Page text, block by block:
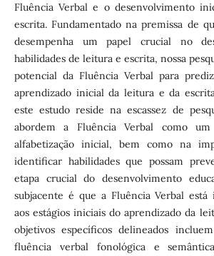
Fluência Verbal e o desenvolvimento
escrita. Fundamentado na premissa de
desempenha um papel crucial no
habilidades de leitura e escrita, nossa
potencial da Fluência Verbal para
aprendizado inicial da leitura e da
este estudo reside na escassez de
abordem a Fluência Verbal como
alfabetização inicial, bem como na
identificar habilidades que possam
etapa crucial do desenvolvimento
subjacente é que a Fluência Verbal
aos estágios iniciais do aprendizado da
objetivos específicos delineados
fluência verbal fonológica e